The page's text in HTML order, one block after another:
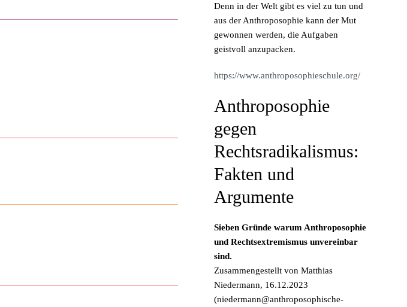
Denn in der Welt gibt es viel zu tun und
aus der Anthroposophie kann der Mut
gewonnen werden, die Aufgaben
geistvoll anzupacken.
https://www.anthroposophieschule.org/
Anthroposophie
gegen
Rechtsradikalismus:
Fakten und
Argumente
Sieben Gründe warum Anthroposophie
und Rechtsextremismus unvereinbar
sind.
Zusammengestellt von Matthias
Niedermann, 16.12.2023
(niedermann@anthroposophische-